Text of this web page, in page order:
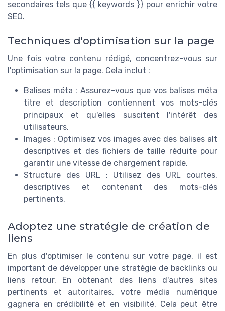
secondaires tels que {{ keywords }} pour enrichir votre
SEO.
Techniques d'optimisation sur la page
Une fois votre contenu rédigé, concentrez-vous sur
l'optimisation sur la page. Cela inclut :
Balises méta : Assurez-vous que vos balises méta
titre et description contiennent vos mots-clés
principaux et qu'elles suscitent l'intérêt des
utilisateurs.
Images : Optimisez vos images avec des balises alt
descriptives et des fichiers de taille réduite pour
garantir une vitesse de chargement rapide.
Structure des URL : Utilisez des URL courtes,
descriptives et contenant des mots-clés
pertinents.
Adoptez une stratégie de création de
liens
En plus d'optimiser le contenu sur votre page, il est
important de développer une stratégie de backlinks ou
liens retour. En obtenant des liens d'autres sites
pertinents et autoritaires, votre média numérique
gagnera en crédibilité et en visibilité. Cela peut être